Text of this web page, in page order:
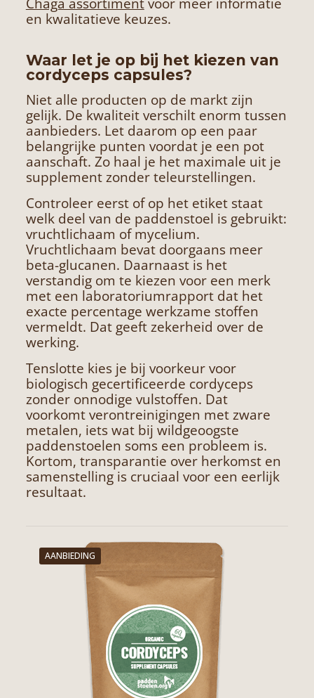
en kwalitatieve keuzes.
Waar let je op bij het kiezen van
cordyceps capsules?
Niet alle producten op de markt zijn
gelijk. De kwaliteit verschilt enorm tussen
aanbieders. Let daarom op een paar
belangrijke punten voordat je een pot
aanschaft. Zo haal je het maximale uit je
supplement zonder teleurstellingen.
Controleer eerst of op het etiket staat
welk deel van de paddenstoel is gebruikt:
vruchtlichaam of mycelium.
Vruchtlichaam bevat doorgaans meer
beta-glucanen. Daarnaast is het
verstandig om te kiezen voor een merk
met een laboratoriumrapport dat het
exacte percentage werkzame stoffen
vermeldt. Dat geeft zekerheid over de
werking.
Tenslotte kies je bij voorkeur voor
biologisch gecertificeerde cordyceps
zonder onnodige vulstoffen. Dat
voorkomt verontreinigingen met zware
metalen, iets wat bij wildgeoogste
paddenstoelen soms een probleem is.
Kortom, transparantie over herkomst en
samenstelling is cruciaal voor een eerlijk
resultaat.
AANBIEDING